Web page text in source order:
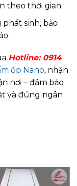
theo thời gian.
phát sinh, bảo
Hotline: 0914
ốp Nano, nhận
nơi – đảm bảo
và đúng ngân